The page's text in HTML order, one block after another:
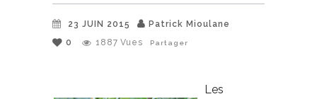
23 JUIN 2015
Patrick Mioulane
0
1887 Vues Partager
Les